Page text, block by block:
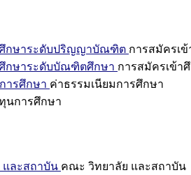
ศึกษาระดับปริญญาบัณฑิต การสมัครเ
กษาระดับบัณฑิตศึกษา การสมัครเข้
ารศึกษา ค่าธรรมเนียมการศึกษา
นการศึกษา
ละสถาบัน คณะ วิทยาลัย และสถาบัน